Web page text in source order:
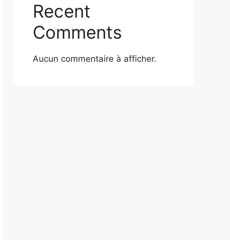
Recent
Comments
Aucun commentaire à afficher.